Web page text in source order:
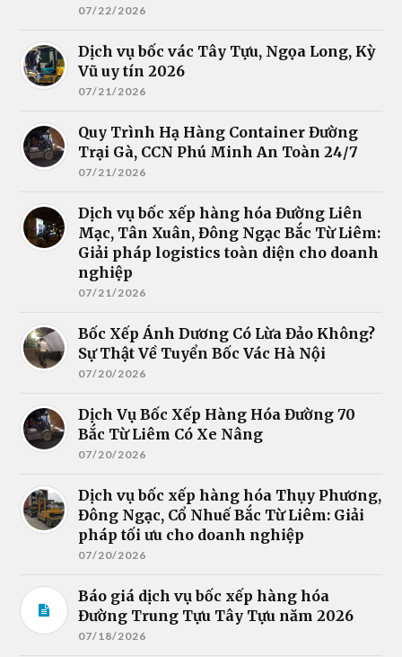
07/22/2026
Dịch vụ bốc vác Tây Tựu, Ngọa Long, Kỳ
Vũ uy tín 2026
07/21/2026
Quy Trình Hạ Hàng Container Đường
Trại Gà, CCN Phú Minh An Toàn 24/7
07/21/2026
Dịch vụ bốc xếp hàng hóa Đường Liên
Mạc, Tân Xuân, Đông Ngạc Bắc Từ Liêm:
Giải pháp logistics toàn diện cho doanh
nghiệp
07/21/2026
Bốc Xếp Ánh Dương Có Lừa Đảo Không?
Sự Thật Về Tuyển Bốc Vác Hà Nội
07/20/2026
Dịch Vụ Bốc Xếp Hàng Hóa Đường 70
Bắc Từ Liêm Có Xe Nâng
07/20/2026
Dịch vụ bốc xếp hàng hóa Thụy Phương,
Đông Ngạc, Cổ Nhuế Bắc Từ Liêm: Giải
pháp tối ưu cho doanh nghiệp
07/20/2026
Báo giá dịch vụ bốc xếp hàng hóa
Đường Trung Tựu Tây Tựu năm 2026
07/18/2026